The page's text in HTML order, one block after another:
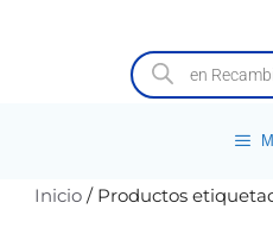
Inicio / Productos